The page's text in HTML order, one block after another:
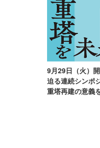
9月29日（火）
迫る連続シンポ
重塔再建の意義